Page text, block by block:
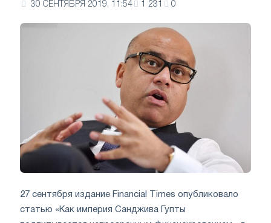
30 СЕНТЯБРЯ 2019, 11:54 1 231 0
27 сентября издание Financial Times опубликовало
статью «Как империя Санджива Гупты